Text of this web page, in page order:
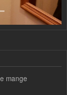
mange